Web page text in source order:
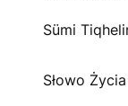
Sümi
Słowo